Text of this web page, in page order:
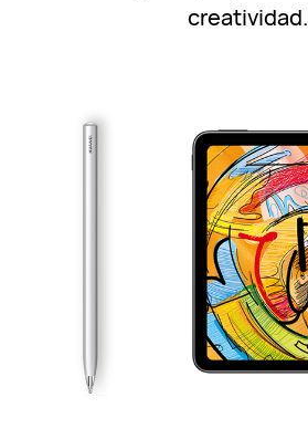
creatividad.